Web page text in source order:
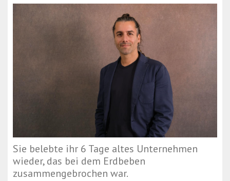
Sie belebte ihr 6 Tage altes Unternehmen
wieder, das bei dem Erdbeben
zusammengebrochen war.